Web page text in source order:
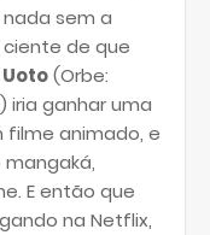
sem a
de que
Uoto(Orbe:
iria ganhar uma
animado, e
E então que
na Netflix,